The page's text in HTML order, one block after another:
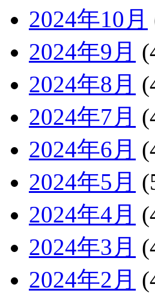
2024年10月
2024年9月
2024年8月
2024年7月
2024年6月
2024年5月
2024年4月
2024年3月
2024年2月